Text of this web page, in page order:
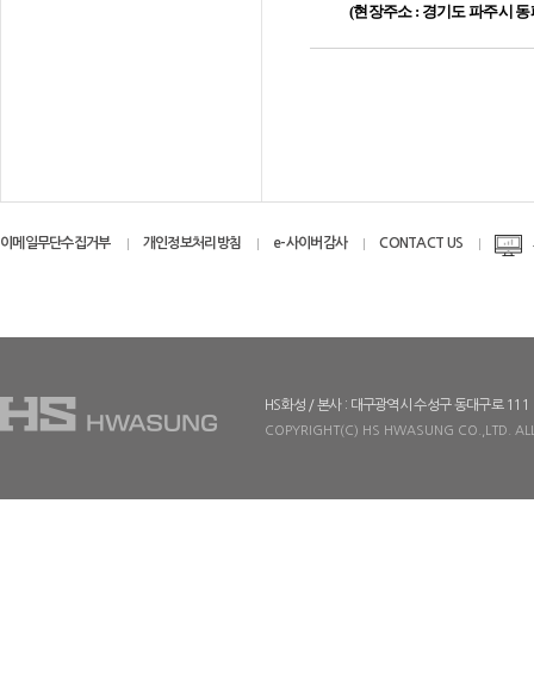
(현장주소 : 경기도 파주시 동
이메일무단수집거부 개인정보처리방침 e-사이버감사 CONTACT US
HS화성 / 본사 : 대구광역시 수성구 동대구로 111
COPYRIGHT(C) HS HWASUNG CO.,LTD.